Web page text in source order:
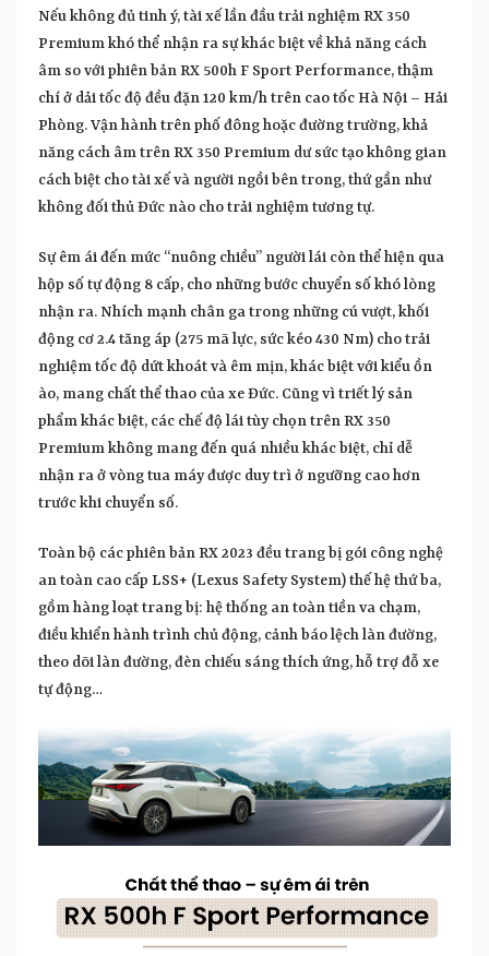
Nếu không đủ tinh ý, tài xế lần đầu trải nghiệm RX 350
Premium khó thể nhận ra sự khác biệt về khả năng cách
âm so với phiên bản RX 500h F Sport Performance, thậm
chí ở dải tốc độ đều đặn 120 km/h trên cao tốc Hà Nội – Hải
Phòng. Vận hành trên phố đông hoặc đường trường, khả
năng cách âm trên RX 350 Premium dư sức tạo không gian
cách biệt cho tài xế và người ngồi bên trong, thứ gần như
không đối thủ Đức nào cho trải nghiệm tương tự.
Sự êm ái đến mức “nuông chiều” người lái còn thể hiện qua
hộp số tự động 8 cấp, cho những bước chuyển số khó lòng
nhận ra. Nhích mạnh chân ga trong những cú vượt, khối
động cơ 2.4 tăng áp (275 mã lực, sức kéo 430 Nm) cho trải
nghiệm tốc độ dứt khoát và êm mịn, khác biệt với kiểu ồn
ào, mang chất thể thao của xe Đức. Cũng vì triết lý sản
phẩm khác biệt, các chế độ lái tùy chọn trên RX 350
Premium không mang đến quá nhiều khác biệt, chỉ dễ
nhận ra ở vòng tua máy được duy trì ở ngưỡng cao hơn
trước khi chuyển số.
Toàn bộ các phiên bản RX 2023 đều trang bị gói công nghệ
an toàn cao cấp LSS+ (Lexus Safety System) thế hệ thứ ba,
gồm hàng loạt trang bị: hệ thống an toàn tiền va chạm,
điều khiển hành trình chủ động, cảnh báo lệch làn đường,
theo dõi làn đường, đèn chiếu sáng thích ứng, hỗ trợ đỗ xe
tự động…